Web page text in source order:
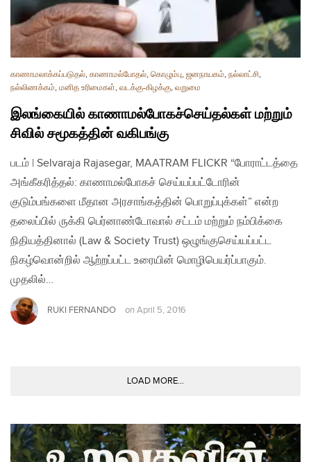
காணாமலாக்கப்படுதல், காணாமல்போதல், கொழும்பு, ஜனநாயகம், நல்லாட்சி,
நல்லிணக்கம், மனித உரிமைகள், வடக்கு-கிழக்கு, வறுமை
இலங்கையில் காணாமல்போகச்செய்தல்கள் மற்றும்
சிவில் சமூகத்தின் வகிபங்கு
படம் | Selvaraja Rajasegar, MAATRAM FLICKR “போராட்டத்தை
அங்கீகரித்தல்: காணாமல்போகச் செய்யப்பட்டோரின்
குடும்பங்களை மீதான அரசாங்கத்தின் பொறுப்புக்கள்” என்ற
தலைப்பில் ருக்கி பெர்னாண்டோவால் சட்டம் மற்றும் நம்பிக்கை
நிதியத்தினால் (Law & Society Trust) ஒழுங்குசெய்யப்பட்ட
நிகழ்வொன்றில் ஆற்றப்பட்ட உரையின் மொழிபெயர்ப்பாகும்.
முதலில்…
RUKI FERNANDO on April 5, 2016
LOAD MORE...